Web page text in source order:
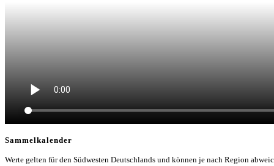
Sammelkalender
Werte gelten für den Südwesten Deutschlands und können je nach Region